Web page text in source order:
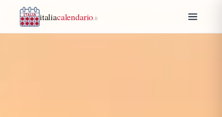
italiacalendario .it